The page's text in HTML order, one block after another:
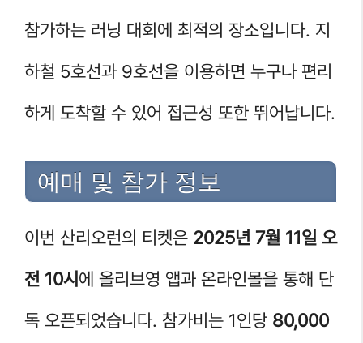
참가하는 러닝 대회에 최적의 장소입니다. 지
하철 5호선과 9호선을 이용하면 누구나 편리
하게 도착할 수 있어 접근성 또한 뛰어납니다.
예매 및 참가 정보
이번 산리오런의 티켓은 2025년 7월 11일 오
전 10시 에 올리브영 앱과 온라인몰을 통해 단
독 오픈되었습니다. 참가비는 1인당 80,000